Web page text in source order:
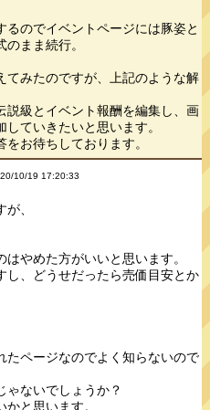
のでイベントページには豚姿と
まま続行。
てみたのですが、上記のような解
説級とイベント報酬を編集し、画
ていきたいと思います。
お待ちしております。
10/19 17:20:33
、
やめた方がいいと思います。
し、どうせだったら売価目安とか
たページなのでよく知らないので
ゃないでしょうか？
と思います。